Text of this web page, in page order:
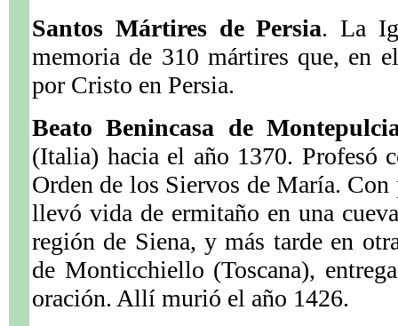
Santos Mártires de Persia. La
memoria de 310 mártires que, en
por Cristo en Persia.
Beato Benincasa de
(Italia) hacia el año 1370. Profesó
Orden de los Siervos de María.
llevó vida de ermitaño en una
región de Siena, y más tarde en
de Monticchiello (Toscana),
oración. Allí murió el año 1426.